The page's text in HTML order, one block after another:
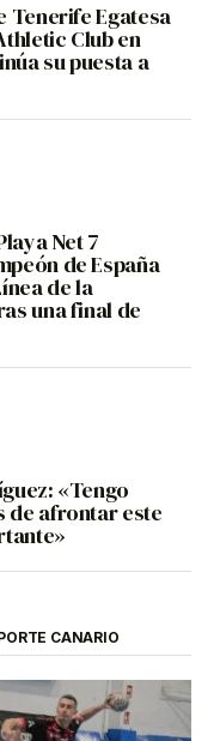
Tenerife Egatesa
Club en
su puesta a
Net 7
de España
de la
una final de
«Tengo
de afrontar este
CANARIO